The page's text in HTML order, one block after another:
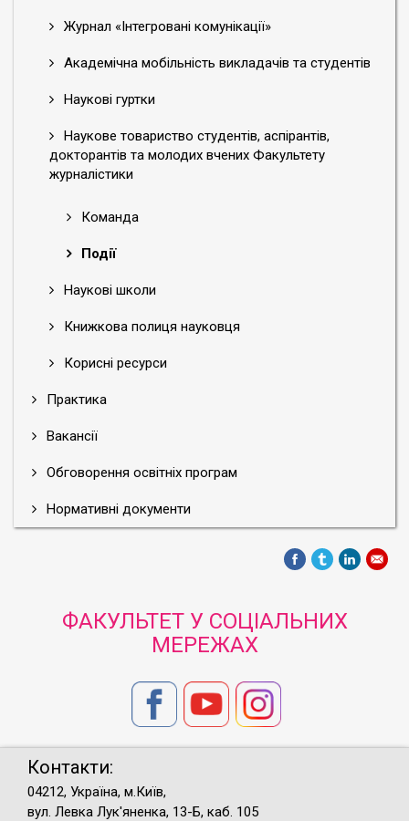
Журнал «Інтегровані комунікації»
Академічна мобільність викладачів та студентів
Наукові гуртки
Наукове товариство студентів, аспірантів,
докторантів та молодих вчених Факультету
журналістики
Команда
Події
Наукові школи
Книжкова полиця науковця
Корисні ресурси
Практика
Вакансії
Обговорення освітніх програм
Нормативні документи
ФАКУЛЬТЕТ У СОЦІАЛЬНИХ
МЕРЕЖАХ
Контакти:
04212, Україна, м.Київ,
вул. Левка Лук'яненка, 13-Б, каб. 105